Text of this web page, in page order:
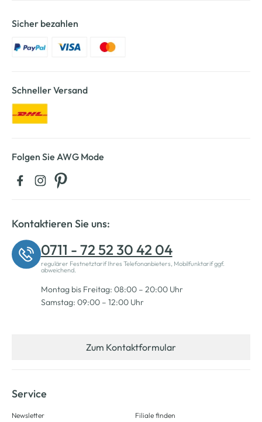
Sicher bezahlen
Schneller Versand
Folgen Sie AWG Mode
Kontaktieren Sie uns:
0711 - 72 52 30 42 04
regulärer Festnetztarif Ihres Telefonanbieters, Mobilfunktarif ggf.
abweichend.
Montag bis Freitag: 08:00 – 20:00 Uhr
Samstag: 09:00 – 12:00 Uhr
Zum Kontaktformular
Service
Newsletter Filiale finden